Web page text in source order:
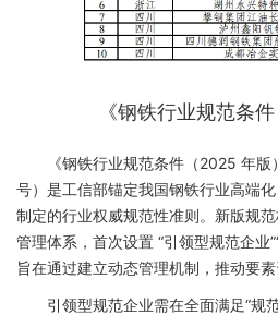
《钢铁行业规范条
《钢铁行业规范条件（2025 年
号）是工信部锚定我国钢铁行业高端
制定的行业权威规范性准则。新版规
管理体系，首次设置 “引领型规范企业
旨在通过建立动态管理机制，推动要素
引领型规范企业需在全面满足“规